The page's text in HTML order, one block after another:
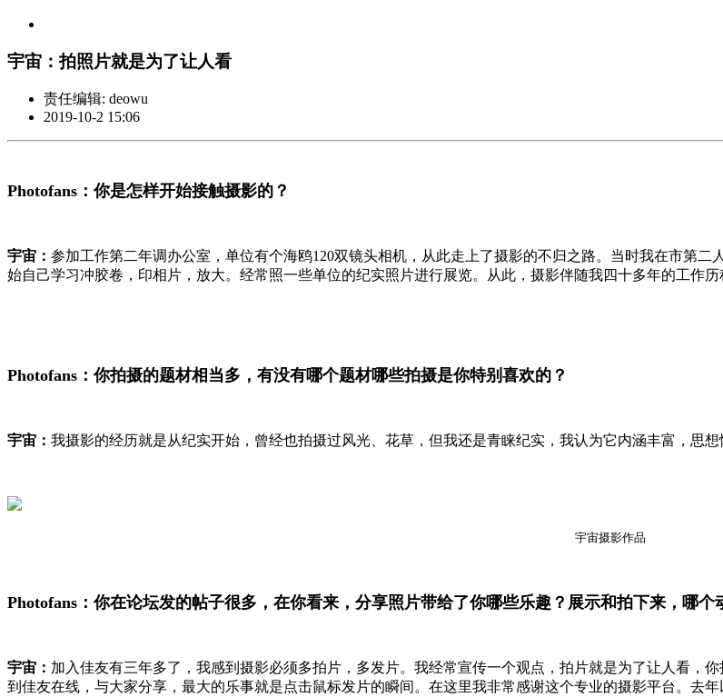
宇宙：拍照片就是为了让人看
责任编辑: deowu
2019-10-2 15:06
Photofans：你是怎样开始接触摄影的？
宇宙： 参加工作第二年调办公室，单位有个海鸥120双镜头相机，从此走上了摄影的不归之路。当时我在市第
始自己学习冲胶卷，印相片，放大。经常照一些单位的纪实照片进行展览。从此，摄影伴随我四十多年的工作历
Photofans：你拍摄的题材相当多，有没有哪个题材哪些拍摄是你特别喜欢的？
宇宙： 我摄影的经历就是从纪实开始，曾经也拍摄过风光、花草，但我还是青睐纪实，我认为它内涵丰富，思
宇宙摄影作品
Photofans：你在论坛发的帖子很多，在你看来，分享照片带给了你哪些乐趣？展示和拍下来，哪个
宇宙： 加入佳友有三年多了，我感到摄影必须多拍片，多发片。我经常宣传一个观点，拍片就是为了让人看，
到佳友在线，与大家分享，最大的乐事就是点击鼠标发片的瞬间。在这里我非常感谢这个专业的摄影平台。去